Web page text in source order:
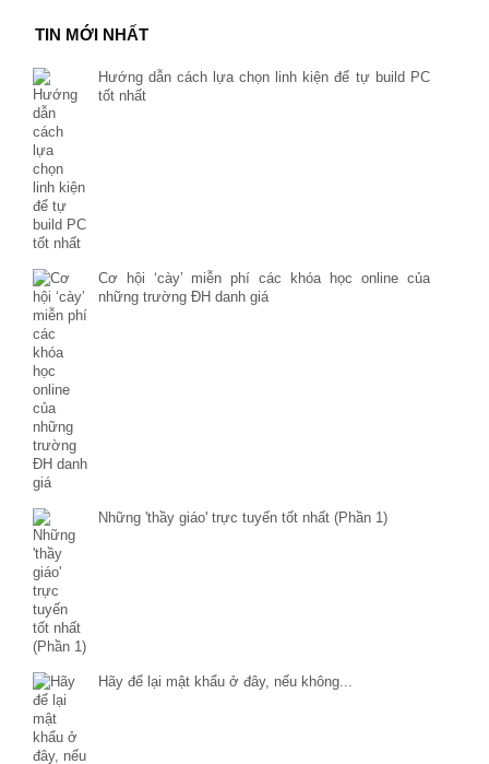
TIN MỚI NHẤT
Hướng dẫn cách lựa chọn linh kiện để tự build PC
tốt nhất
Cơ hội ‘cày’ miễn phí các khóa học online của
những trường ĐH danh giá
Những 'thầy giáo' trực tuyến tốt nhất (Phần 1)
Hãy để lại mật khẩu ở đây, nếu không...